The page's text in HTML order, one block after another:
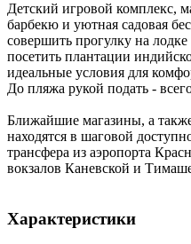
Детский игровой комплекс,
барбекю и уютная садовая
совершить прогулку на
посетить плантации
идеальные условия для
До пляжа рукой подать -
Ближайшие магазины, а также
находятся в шаговой
трансфера из аэропорта
вокзалов Каневской и
Характеристики